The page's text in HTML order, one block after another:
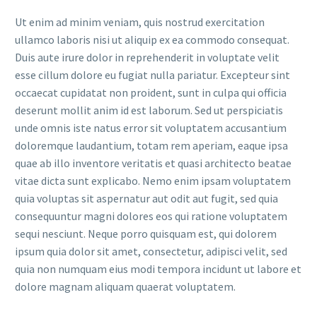
Ut enim ad minim veniam, quis nostrud exercitation
ullamco laboris nisi ut aliquip ex ea commodo consequat.
Duis aute irure dolor in reprehenderit in voluptate velit
esse cillum dolore eu fugiat nulla pariatur. Excepteur sint
occaecat cupidatat non proident, sunt in culpa qui officia
deserunt mollit anim id est laborum. Sed ut perspiciatis
unde omnis iste natus error sit voluptatem accusantium
doloremque laudantium, totam rem aperiam, eaque ipsa
quae ab illo inventore veritatis et quasi architecto beatae
vitae dicta sunt explicabo. Nemo enim ipsam voluptatem
quia voluptas sit aspernatur aut odit aut fugit, sed quia
consequuntur magni dolores eos qui ratione voluptatem
sequi nesciunt. Neque porro quisquam est, qui dolorem
ipsum quia dolor sit amet, consectetur, adipisci velit, sed
quia non numquam eius modi tempora incidunt ut labore et
dolore magnam aliquam quaerat voluptatem.